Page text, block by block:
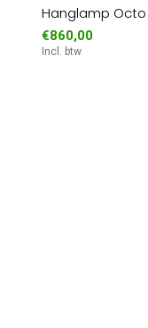
Hanglamp Octo
€860,00
Incl. btw